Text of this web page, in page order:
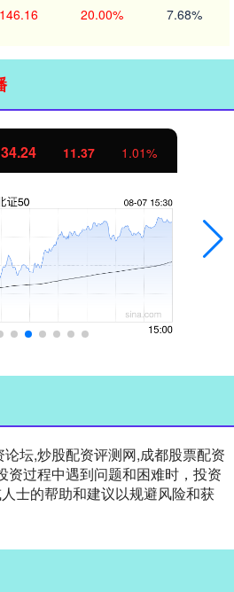
146.16 20.00% 7.68%
11.37 1.01%
坛,炒股配资评测网,成都股票配资
资过程中遇到问题和困难时，投资
士的帮助和建议以规避风险和获